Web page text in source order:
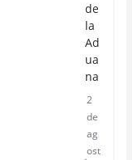
de
la
Ad
ua
na
2
de
ag
ost